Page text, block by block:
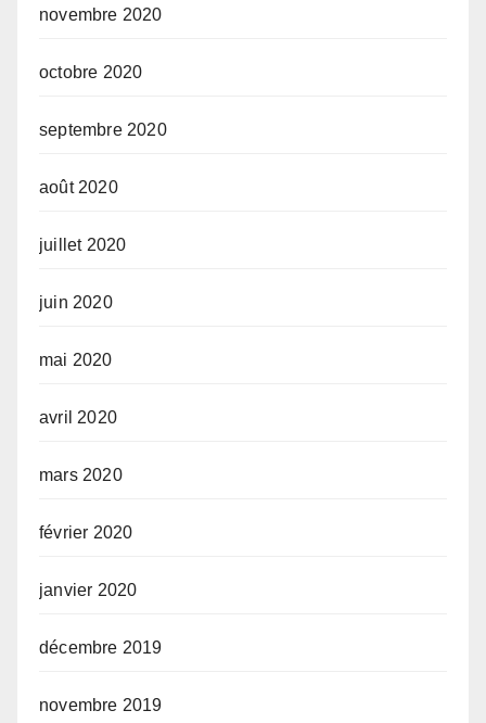
novembre 2020
octobre 2020
septembre 2020
août 2020
juillet 2020
juin 2020
mai 2020
avril 2020
mars 2020
février 2020
janvier 2020
décembre 2019
novembre 2019